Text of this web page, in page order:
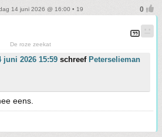
14 juni 2026 @ 16:00 • 19
De roze zeekat
juni 2026 15:59 schreef Peterselieman
eens.